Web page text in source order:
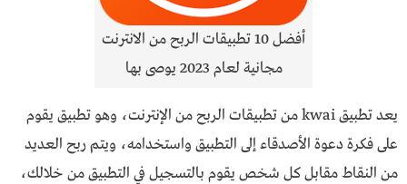
أفضل 10 تطبيقات الربح من الانترنت
مجانية لعام 2023 يوصى بها
يعد تطبيق kwai من تطبيقات الربح من الإنترنت، وهو تطبيق يقوم
على فكرة دعوة الأصدقاء إلى التطبيق واستخدامه، ويتم ربح العديد
من النقاط مقابل كل شخص يقوم بالتسجيل في التطبيق من خلالك،